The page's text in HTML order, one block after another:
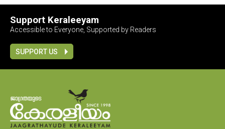
Support Keraleeyam
Accessible to Everyone, Supported by Readers
SUPPORT US